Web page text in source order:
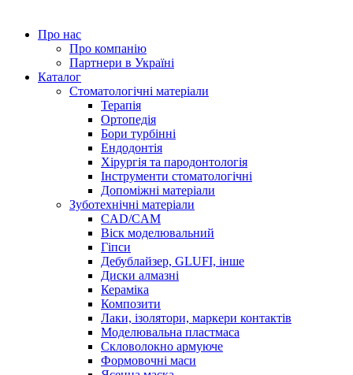
Про нас
Про компанію
Партнери в Україні
Каталог
Стоматологічні матеріали
Терапія
Ортопедія
Бори турбінні
Ендодонтія
Хірургія та пародонтологія
Інструменти стоматологічні
Допоміжні матеріали
Зуботехнічні матеріали
CAD/CAM
Віск моделювальний
Гіпси
Дебублайзер, GLUFI, інше
Диски алмазні
Кераміка
Композити
Лаки, ізолятори, маркери контактів
Моделювальна пластмаса
Скловолокно армуюче
Формовочні маси